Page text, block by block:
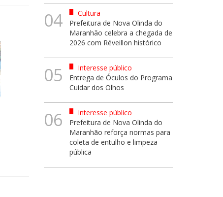
04
Cultura
Prefeitura de Nova Olinda do
Maranhão celebra a chegada de
2026 com Réveillon histórico
05
Interesse público
Entrega de Óculos do Programa
Cuidar dos Olhos
06
Interesse público
Prefeitura de Nova Olinda do
Maranhão reforça normas para
coleta de entulho e limpeza
pública